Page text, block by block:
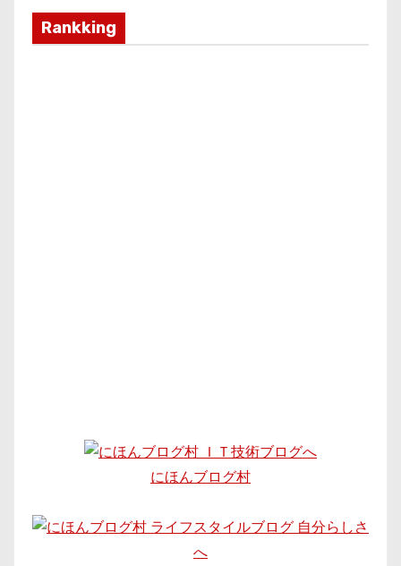
Rankking
にほんブログ村